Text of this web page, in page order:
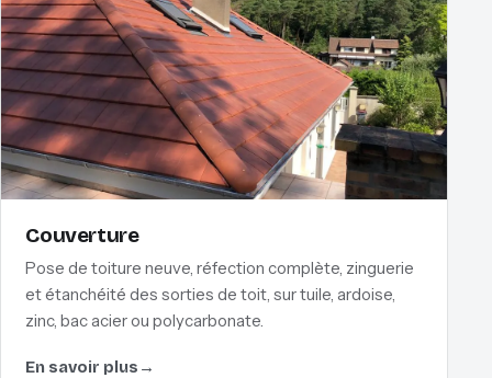
Couverture
Pose de toiture neuve, réfection complète, zinguerie
et étanchéité des sorties de toit, sur tuile, ardoise,
zinc, bac acier ou polycarbonate.
En savoir plus →